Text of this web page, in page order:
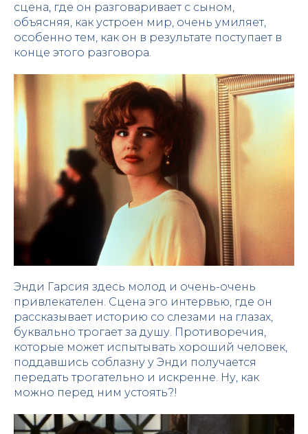
сцена, где он разговаривает с сыном,
объясняя, как устроен мир, очень умиляет,
особенно тем, как он в результате поступает в
конце этого разговора.
Энди Гарсия здесь молод и очень-очень
привлекателен. Сцена эго интервью, где он
рассказывает историю со слезами на глазах,
буквально трогает за душу. Противоречия,
которые может испытывать хороший человек,
поддавшись соблазну у Энди получается
передать трогательно и искренне. Ну, как
можно перед ним устоять?!